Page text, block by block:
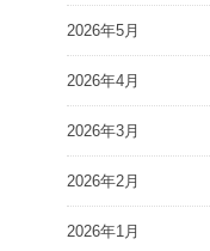
2026年5月
2026年4月
2026年3月
2026年2月
2026年1月